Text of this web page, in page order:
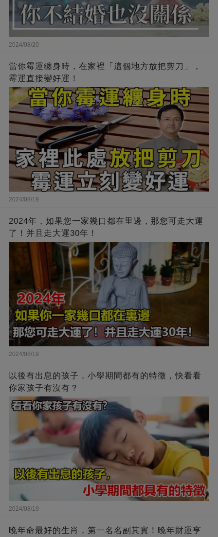
2024/08/20
當你霉運纏身時，在家裡「這個地方放把剪刀」，
霉運直接變好運！
2024/08/19
2024年，如果您一家幾口都在里邊，那您可走大運
了！并且走大運30年！
2024/08/19
以後有出息的孩子，小學期間都有的特徵，快看看
你家孩子有沒有？
2024/08/19
晚年命最好的生肖，第一名名副其實！晚年財運亨